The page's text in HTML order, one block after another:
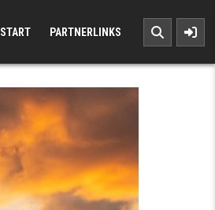
START PARTNERLINKS